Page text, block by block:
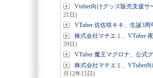
Vtuber向けグッズ販売支援
21日)
VTuber 佐佐咲キキ、生誕3
株式会社マチエミ、VTuber
29日)
VTuber 魔王マグロナ、公式
株式会社マチエミ、VTuber
月12年15日)